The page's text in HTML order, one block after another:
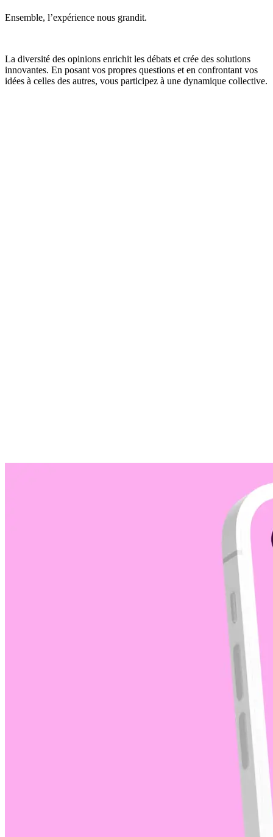
Ensemble, l’expérience nous grandit.
La diversité des opinions enrichit les débats et crée des solutions
innovantes. En posant vos propres questions et en confrontant vos
idées à celles des autres, vous participez à une dynamique collective.